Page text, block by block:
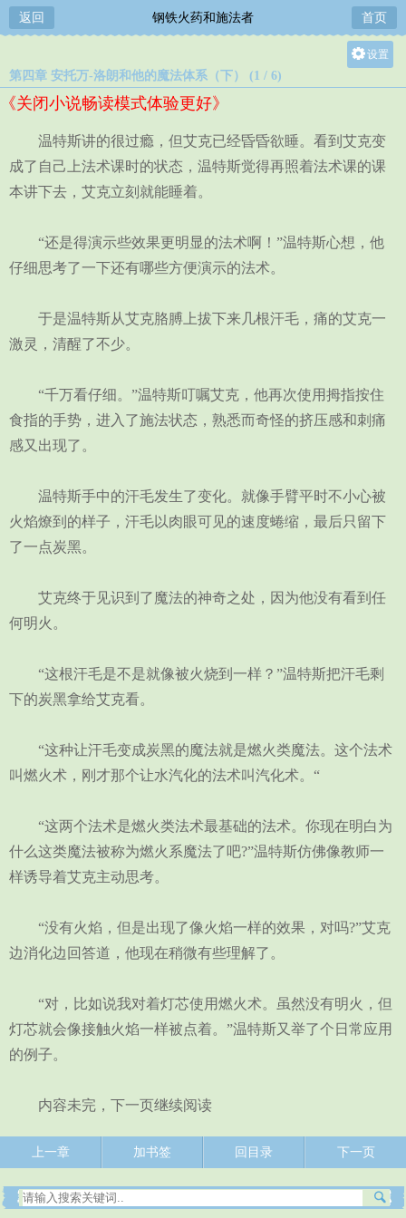
返回 钢铁火药和施法者 首页
设置
中
小
第四章 安托万-洛朗和他的魔法体系（下） (1 / 6)
《关闭小说畅读模式体验更好》
温特斯讲的很过瘾，但艾克已经昏昏欲睡。看到艾克变
成了自己上法术课时的状态，温特斯觉得再照着法术课的课
本讲下去，艾克立刻就能睡着。
“还是得演示些效果更明显的法术啊！”温特斯心想，他
仔细思考了一下还有哪些方便演示的法术。
于是温特斯从艾克胳膊上拔下来几根汗毛，痛的艾克一
激灵，清醒了不少。
“千万看仔细。”温特斯叮嘱艾克，他再次使用拇指按住
食指的手势，进入了施法状态，熟悉而奇怪的挤压感和刺痛
感又出现了。
温特斯手中的汗毛发生了变化。就像手臂平时不小心被
火焰燎到的样子，汗毛以肉眼可见的速度蜷缩，最后只留下
了一点炭黑。
艾克终于见识到了魔法的神奇之处，因为他没有看到任
何明火。
“这根汗毛是不是就像被火烧到一样？”温特斯把汗毛剩
下的炭黑拿给艾克看。
“这种让汗毛变成炭黑的魔法就是燃火类魔法。这个法术
叫燃火术，刚才那个让水汽化的法术叫汽化术。“
“这两个法术是燃火类法术最基础的法术。你现在明白为
什么这类魔法被称为燃火系魔法了吧?”温特斯仿佛像教师一
样诱导着艾克主动思考。
“没有火焰，但是出现了像火焰一样的效果，对吗?”艾克
边消化边回答道，他现在稍微有些理解了。
“对，比如说我对着灯芯使用燃火术。虽然没有明火，但
灯芯就会像接触火焰一样被点着。”温特斯又举了个日常应用
的例子。
内容未完，下一页继续阅读
上一章 加书签 回目录 下一页